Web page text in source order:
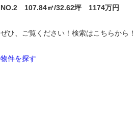
NO.2 107.84㎡/32.62坪 1174万円
ぜひ、ご覧ください！検索はこちらから！
物件を探す